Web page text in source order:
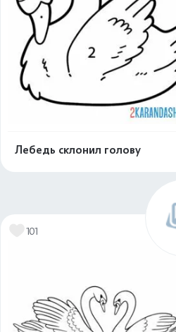
Лебедь склонил голову
101